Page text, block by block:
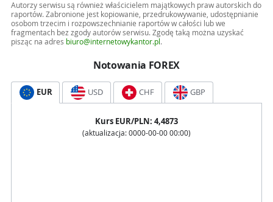
Autorzy serwisu są również właścicielem majątkowych praw autorskich do
raportów. Zabronione jest kopiowanie, przedrukowywanie, udostępnianie
osobom trzecim i rozpowszechnianie raportów w całości lub we
fragmentach bez zgody autorów serwisu. Zgodę taką można uzyskać
pisząc na adres biuro@internetowykantor.pl .
Notowania FOREX
EUR USD CHF GBP
Kurs EUR/PLN: 4,4873
(aktualizacja: 0000-00-00 00:00)